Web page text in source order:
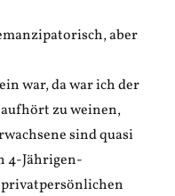
aber
war, da war ich der
aufhört zu weinen,
sind quasi
4-Jährigen-